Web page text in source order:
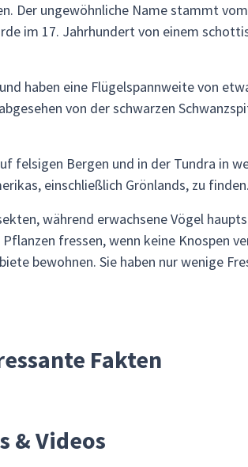
Der ungewöhnliche Name stammt
im 17. Jahrhundert von einem
haben eine Flügelspannweite von
von der schwarzen
felsigen Bergen und in der Tundra in
einschließlich Grönlands, zu finden.
während erwachsene Vögel
fressen, wenn keine Knospen
bewohnen. Sie haben nur wenige
Fakten
& Videos